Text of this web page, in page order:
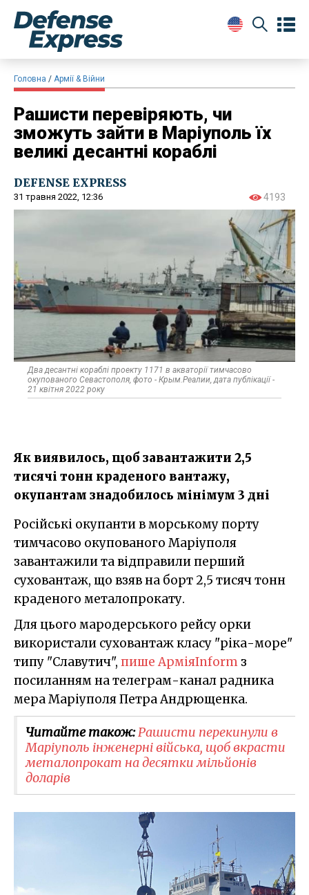
Головна Армії & Війни
Рашисти перевіряють, чи
зможуть зайти в Маріуполь їх
великі десантні кораблі
DEFENSE EXPRESS
31 травня 2022, 12:36 4193
Два десантні кораблі проекту 1171 в акваторії тимчасово
окупованого Севастополя, фото - Крым.Реалии, дата публікації -
21 квітня 2022 року
Як виявилось, щоб завантажити 2,5
тисячі тонн краденого вантажу,
окупантам знадобилось мінімум 3 дні
Російські окупанти в морському порту
тимчасово окупованого Маріуполя
завантажили та відправили перший
суховантаж, що взяв на борт 2,5 тисяч тонн
краденого металопрокату.
Для цього мародерського рейсу орки
використали суховантаж класу "ріка-море"
типу "Славутич", пише АрміяInform з
посиланням на телеграм-канал радника
мера Маріуполя Петра Андрющенка.
Читайте також:Рашисти перекинули в
Маріуполь інженерні війська, щоб вкрасти
металопрокат на десятки мільйонів
доларів